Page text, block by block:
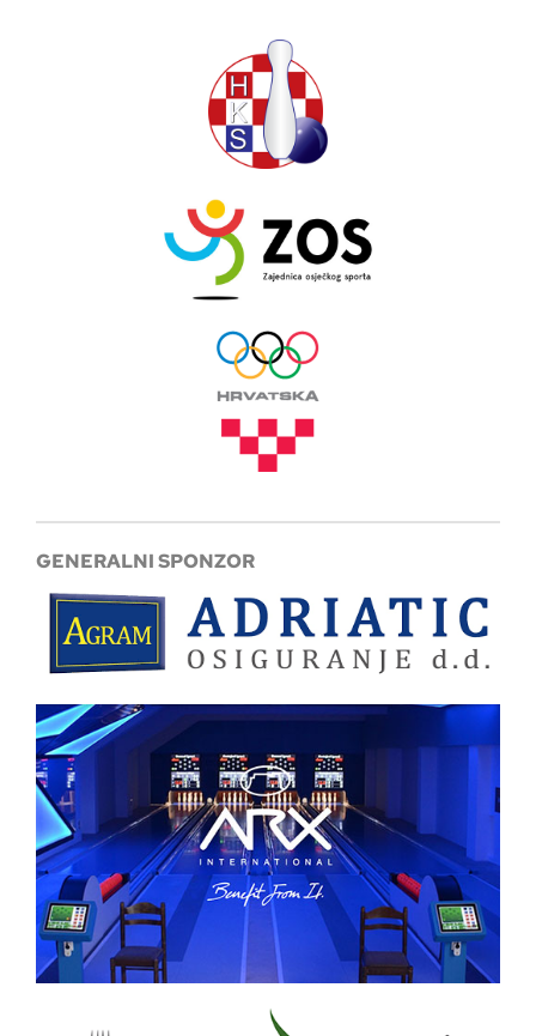
GENERALNI SPONZOR